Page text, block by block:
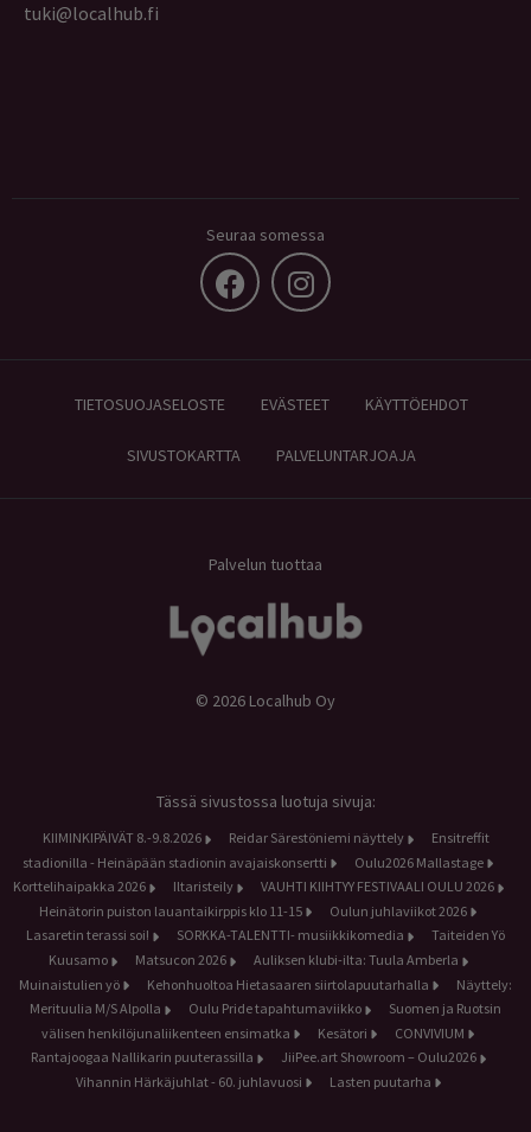
tuki@localhub.fi
Seuraa somessa
TIETOSUOJASELOSTE EVÄSTEET KÄYTTÖEHDOT
SIVUSTOKARTTA PALVELUNTARJOAJA
Palvelun tuottaa
© 2026 Localhub Oy
Tässä sivustossa luotuja sivuja:
KIIMINKIPÄIVÄT 8.-9.8.2026 Reidar Särestöniemi näyttely
Ensitreffit
stadionilla - Heinäpään stadionin avajaiskonsertti
Oulu2026 Mallastage
Korttelihaipakka 2026
Iltaristeily
VAUHTI KIIHTYY FESTIVAALI OULU 2026
Heinätorin puiston lauantaikirppis klo 11-15
Oulun juhlaviikot 2026
Lasaretin terassi soi!
SORKKA-TALENTTI- musiikkikomedia
Taiteiden Yö
Kuusamo
Matsucon 2026
Auliksen klubi-ilta: Tuula Amberla
Muinaistulien yö
Kehonhuoltoa Hietasaaren siirtolapuutarhalla
Näyttely:
Merituulia M/S Alpolla
Oulu Pride tapahtumaviikko
Suomen ja Ruotsin
välisen henkilöjunaliikenteen ensimatka
Kesätori
CONVIVIUM
Rantajoogaa Nallikarin puuterassilla
JiiPee.art Showroom – Oulu2026
Vihannin Härkäjuhlat - 60. juhlavuosi
Lasten puutarha